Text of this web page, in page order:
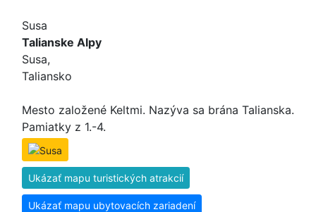
Susa
Talianske Alpy
Susa,
Taliansko
Mesto založené Keltmi. Nazýva sa brána Talianska.
Pamiatky z 1.-4.
Ukázať mapu turistických atrakcií
Ukázať mapu ubytovacích zariadení